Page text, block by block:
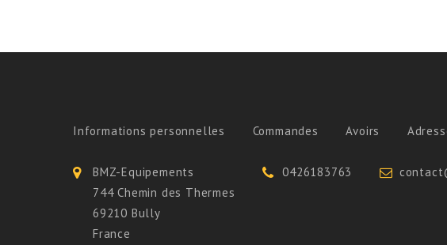
Informations personnelles Commandes Avoirs
BMZ-Equipements
744 Chemin des Thermes
69210 Bully
France
0426183763